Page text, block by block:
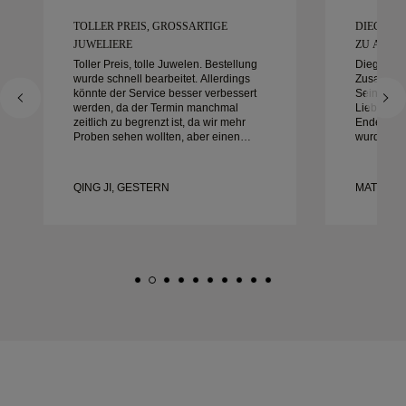
TOLLER PREIS, GROSSARTIGE J
UWELIERE
Toller Preis, tolle Juwelen. Bestellung
wurde schnell bearbeitet. Allerdings
könnte der Service besser verbessert
werden, da der Termin manchmal
zeitlich zu begrenzt ist, da wir mehr
Proben sehen wollten, aber einen
hochwertiger Schmuck. Meine Frau ist
glücklich.
QING JI, GESTERN
DIEGO
ZU
Diego
Sein
Liebe
Ende
wurde
und
nach